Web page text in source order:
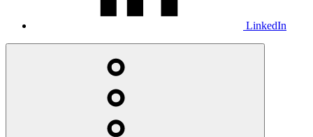
LinkedIn